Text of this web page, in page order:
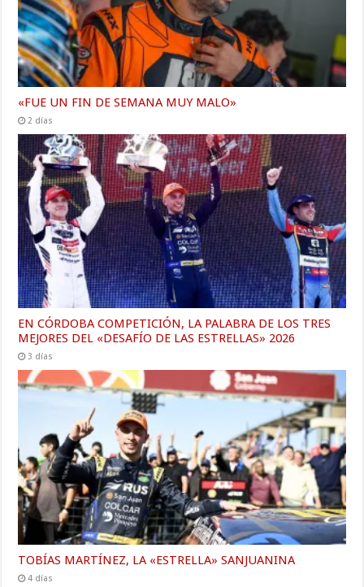
«FUE UN FIN DE SEMANA MUY MALO»
2 días
EN CÓRDOBA COMPETICIÓN, LA PALABRA DE LOS TRES
MEJORES DEL «DESAFÍO DE LAS ESTRELLAS» 2026
3 días
TOBÍAS MARTÍNEZ, LA «ESTRELLA» SANJUANINA
4 días